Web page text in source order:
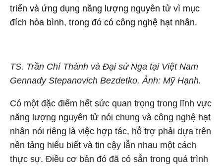
triển và ứng dụng năng lượng nguyên tử vì mục
đích hòa bình, trong đó có công nghệ hạt nhân.
TS. Trần Chí Thành và Đại sứ Nga tại Việt Nam
Gennady Stepanovich Bezdetko. Ảnh: Mỹ Hạnh.
Có một đặc điểm hết sức quan trọng trong lĩnh vực
năng lượng nguyên tử nói chung và công nghệ hạt
nhân nói riêng là việc hợp tác, hỗ trợ phải dựa trên
nền tảng hiểu biết và tin cậy lẫn nhau một cách
thực sự. Điều cơ bản đó đã có sẵn trong quá trình